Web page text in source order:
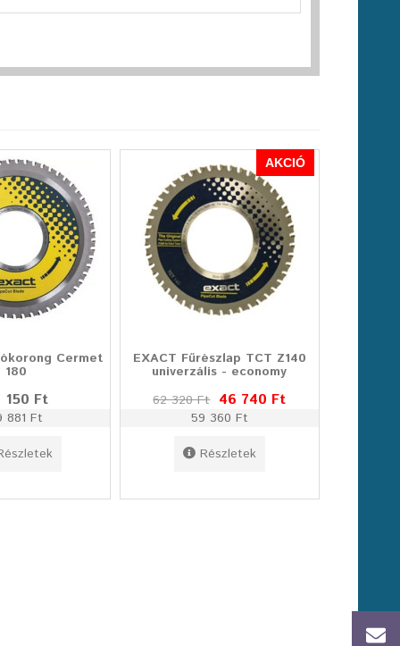
Cermet
180
150 Ft
881 Ft
AKCIÓ
EXACT Fűrészlap TCT Z140
univerzális - economy
62 320 Ft 46 740 Ft
59 360 Ft
Részletek